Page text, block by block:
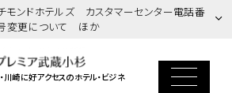
チモンドホテルズ カスタマーセンター電話番
変更について ほか
崎に好アクセスのホテル・ビジネ